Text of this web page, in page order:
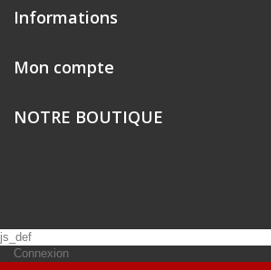
Informations
Mon compte
NOTRE BOUTIQUE
js_def
Connexion